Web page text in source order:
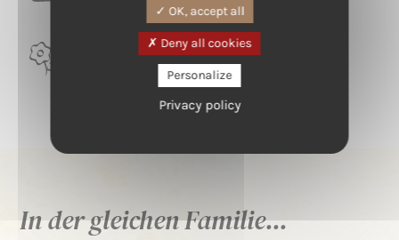
Bourgogne
In der gleichen Familie...
OK, accept all
Deny all cookies
Personalize
Privacy policy